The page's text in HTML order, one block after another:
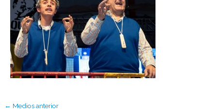
← Medios anterior